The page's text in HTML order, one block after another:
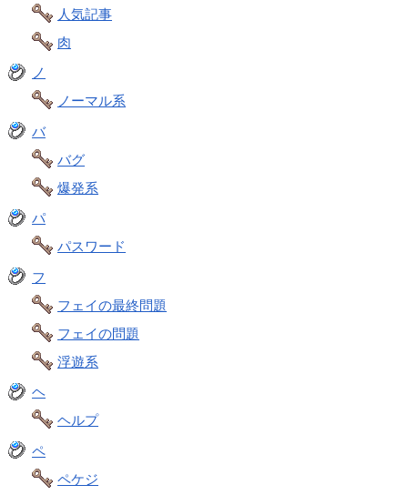
人気記事
肉
ノ
ノーマル系
バ
バグ
爆発系
パ
パスワード
フ
フェイの最終問題
フェイの問題
浮遊系
ヘ
ヘルプ
ペ
ペケジ